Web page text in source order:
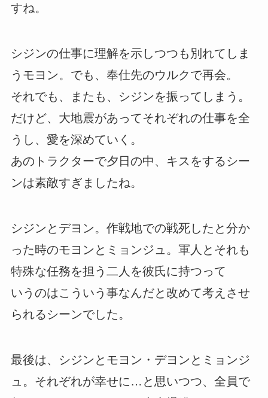
すね。
シジンの仕事に理解を示しつつも別れてしま
うモヨン。でも、奉仕先のウルクで再会。
それでも、またも、シジンを振ってしまう。
だけど、大地震があってそれぞれの仕事を全
うし、愛を深めていく。
あのトラクターで夕日の中、キスをするシー
ンは素敵すぎましたね。
シジンとデヨン。作戦地での戦死したと分か
った時のモヨンとミョンジュ。軍人とそれも
特殊な任務を担う二人を彼氏に持つって
いうのはこういう事なんだと改めて考えさせ
られるシーンでした。
最後は、シジンとモヨン・デヨンとミョンジ
ュ。それぞれが幸せに…と思いつつ、全員で